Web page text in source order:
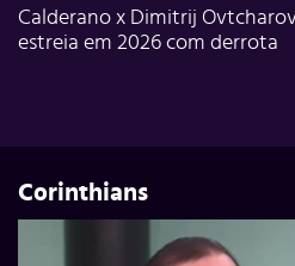
Calderano x Dimitrij
estreia em 2026 com derrota
Corinthians